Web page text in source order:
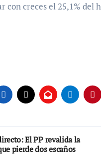
con creces el 25,1% del
El PP revalida la
pierde dos escaños